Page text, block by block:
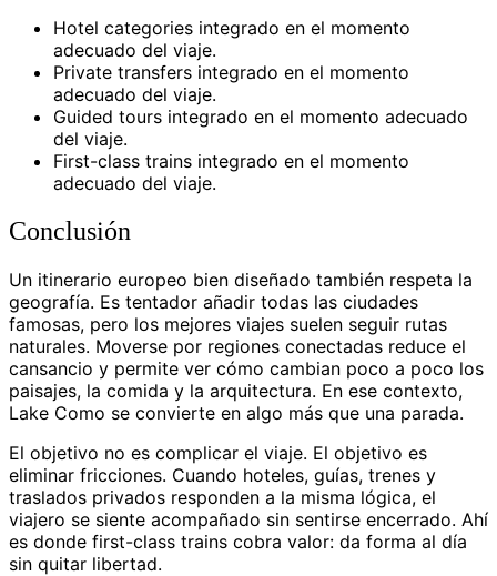
Hotel categories integrado en el momento
adecuado del viaje.
Private transfers integrado en el momento
adecuado del viaje.
Guided tours integrado en el momento adecuado
del viaje.
First-class trains integrado en el momento
adecuado del viaje.
Conclusión
Un itinerario europeo bien diseñado también respeta la
geografía. Es tentador añadir todas las ciudades
famosas, pero los mejores viajes suelen seguir rutas
naturales. Moverse por regiones conectadas reduce el
cansancio y permite ver cómo cambian poco a poco los
paisajes, la comida y la arquitectura. En ese contexto,
Lake Como se convierte en algo más que una parada.
El objetivo no es complicar el viaje. El objetivo es
eliminar fricciones. Cuando hoteles, guías, trenes y
traslados privados responden a la misma lógica, el
viajero se siente acompañado sin sentirse encerrado. Ahí
es donde first-class trains cobra valor: da forma al día
sin quitar libertad.